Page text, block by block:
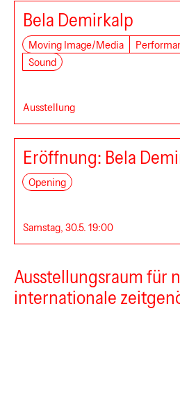
Bela Demirkalp
Moving Image/Media
Sound
Ausstellung
Eröffnung: Bela
Opening
Samstag, 30.5. 19:00
Ausstellungsraum für
internationale